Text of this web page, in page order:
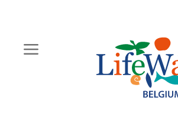
content